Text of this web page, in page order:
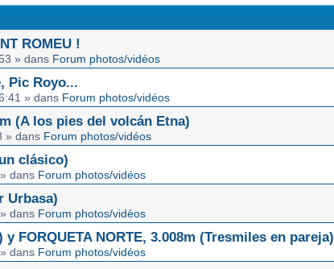
ROMEU !
» dans Forum photos/vidéos
Pic Royo...
» dans Forum photos/vidéos
(A los pies del volcán Etna)
» dans Forum photos/vidéos
clásico)
» dans Forum photos/vidéos
Urbasa)
» dans Forum photos/vidéos
y FORQUETA NORTE, 3.008m (Tresmiles en pareja)
» dans Forum photos/vidéos